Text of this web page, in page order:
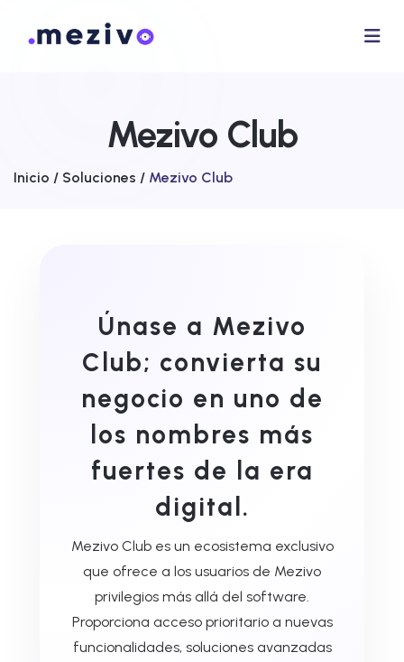
Mezivo Club
Inicio / Soluciones / Mezivo Club
Únase a Mezivo
Club; convierta su
negocio en uno de
los nombres más
fuertes de la era
digital.
Mezivo Club es un ecosistema exclusivo
que ofrece a los usuarios de Mezivo
privilegios más allá del software.
Proporciona acceso prioritario a nuevas
funcionalidades, soluciones avanzadas